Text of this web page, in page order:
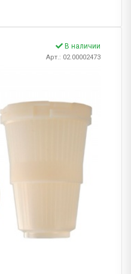
В наличии
Арт.: 02.00002473